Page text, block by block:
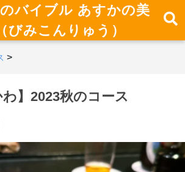
バイブル あすかの美
びみこんりゅう）
>
わ】2023秋のコース